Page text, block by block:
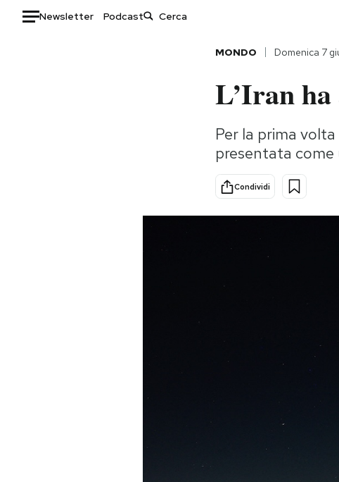
Newsletter Podcast
Consumismi
Storie/Idee
Ok Boomer!
Media
MONDO Domenica 7
L’Iran
Per la prima
presentata come
Condividi